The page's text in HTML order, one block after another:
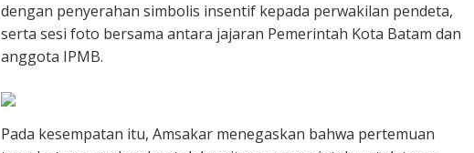
dengan penyerahan simbolis insentif kepada perwakilan pendeta,
serta sesi foto bersama antara jajaran Pemerintah Kota Batam dan
anggota IPMB.
Pada kesempatan itu, Amsakar menegaskan bahwa pertemuan